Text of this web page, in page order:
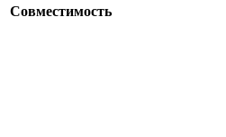
Совместимость